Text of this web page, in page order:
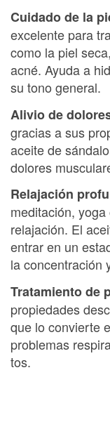
Cuidado de la
excelente para
como la piel
acné. Ayuda a
su tono general.
Alivio de
gracias a sus
aceite de
dolores
Relajación
meditación,
relajación. El
entrar en un
la concentración
Tratamiento de
propiedades
que lo convierte
problemas
tos.